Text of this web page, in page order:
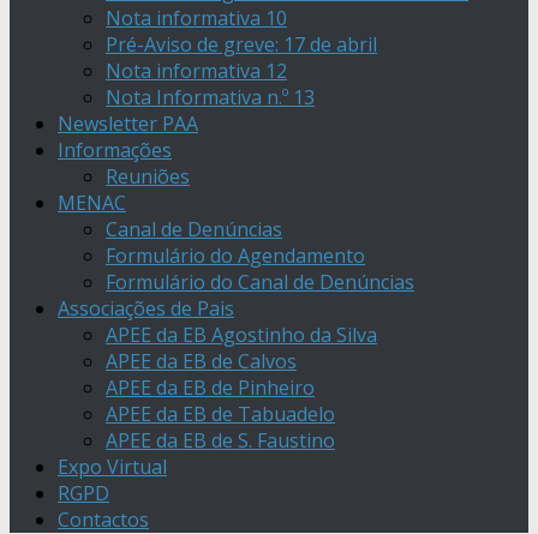
Nota informativa 10
Pré-Aviso de greve: 17 de abril
Nota informativa 12
Nota Informativa n.º 13
Newsletter PAA
Informações
Reuniões
MENAC
Canal de Denúncias
Formulário do Agendamento
Formulário do Canal de Denúncias
Associações de Pais
APEE da EB Agostinho da Silva
APEE da EB de Calvos
APEE da EB de Pinheiro
APEE da EB de Tabuadelo
APEE da EB de S. Faustino
Expo Virtual
RGPD
Contactos